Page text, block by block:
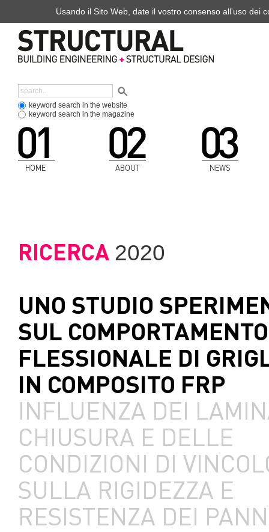
keyword search in the website
keyword search in the magazine
HOME ABOUT NEWS
RICERCA 2020
UNO STUDIO
SUL COMPORTAMENTO
FLESSIONALE DI
IN COMPOSITO FRP
INFLUENZA DEI
CHIUSURA E DELLE
CONDIZIONI DI
SULLA RIGIDEZZA E
RESISTENZA DEI
Usando il Sito Web, date il vostro consenso all'uso